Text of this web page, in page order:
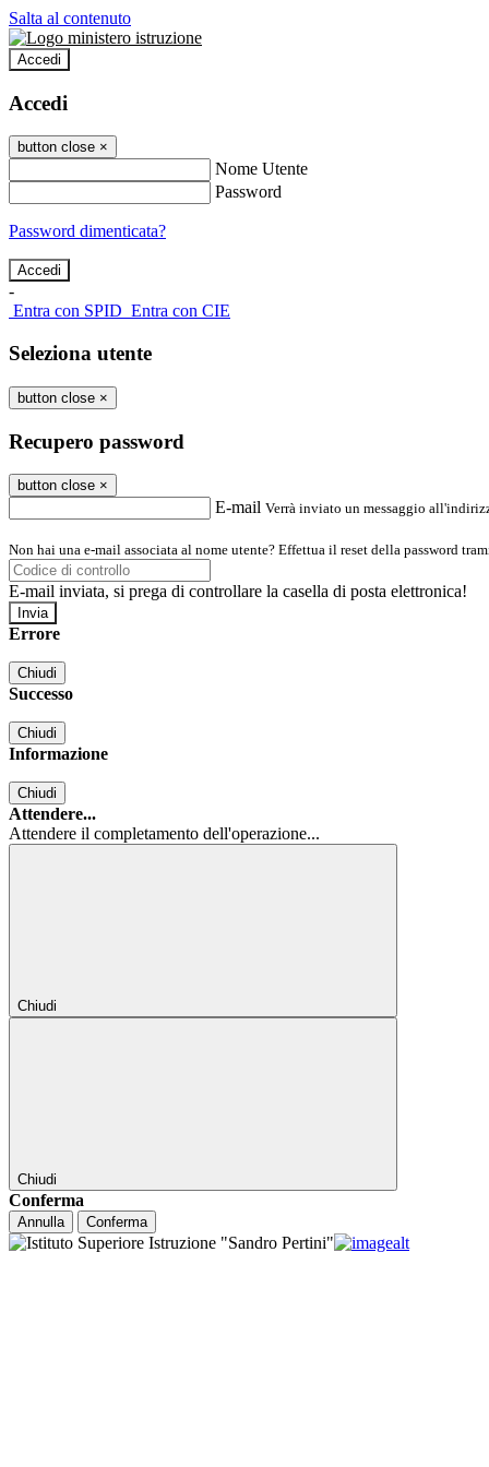
Salta al contenuto
Accedi
Accedi
button close ×
Nome Utente
Password
Password dimenticata?
-
Entra con SPID Entra con CIE
Seleziona utente
button close ×
Recupero password
button close ×
E-mail Verrà inviato un messaggio
Non hai una e-mail associata al nome utente? Effettua il reset della password
E-mail inviata, si prega di controllare la casella di posta elettronica!
Errore
Chiudi
Successo
Chiudi
Informazione
Chiudi
Attendere...
Attendere il completamento dell'operazione...
Chiudi
Chiudi
Conferma
Annulla Conferma